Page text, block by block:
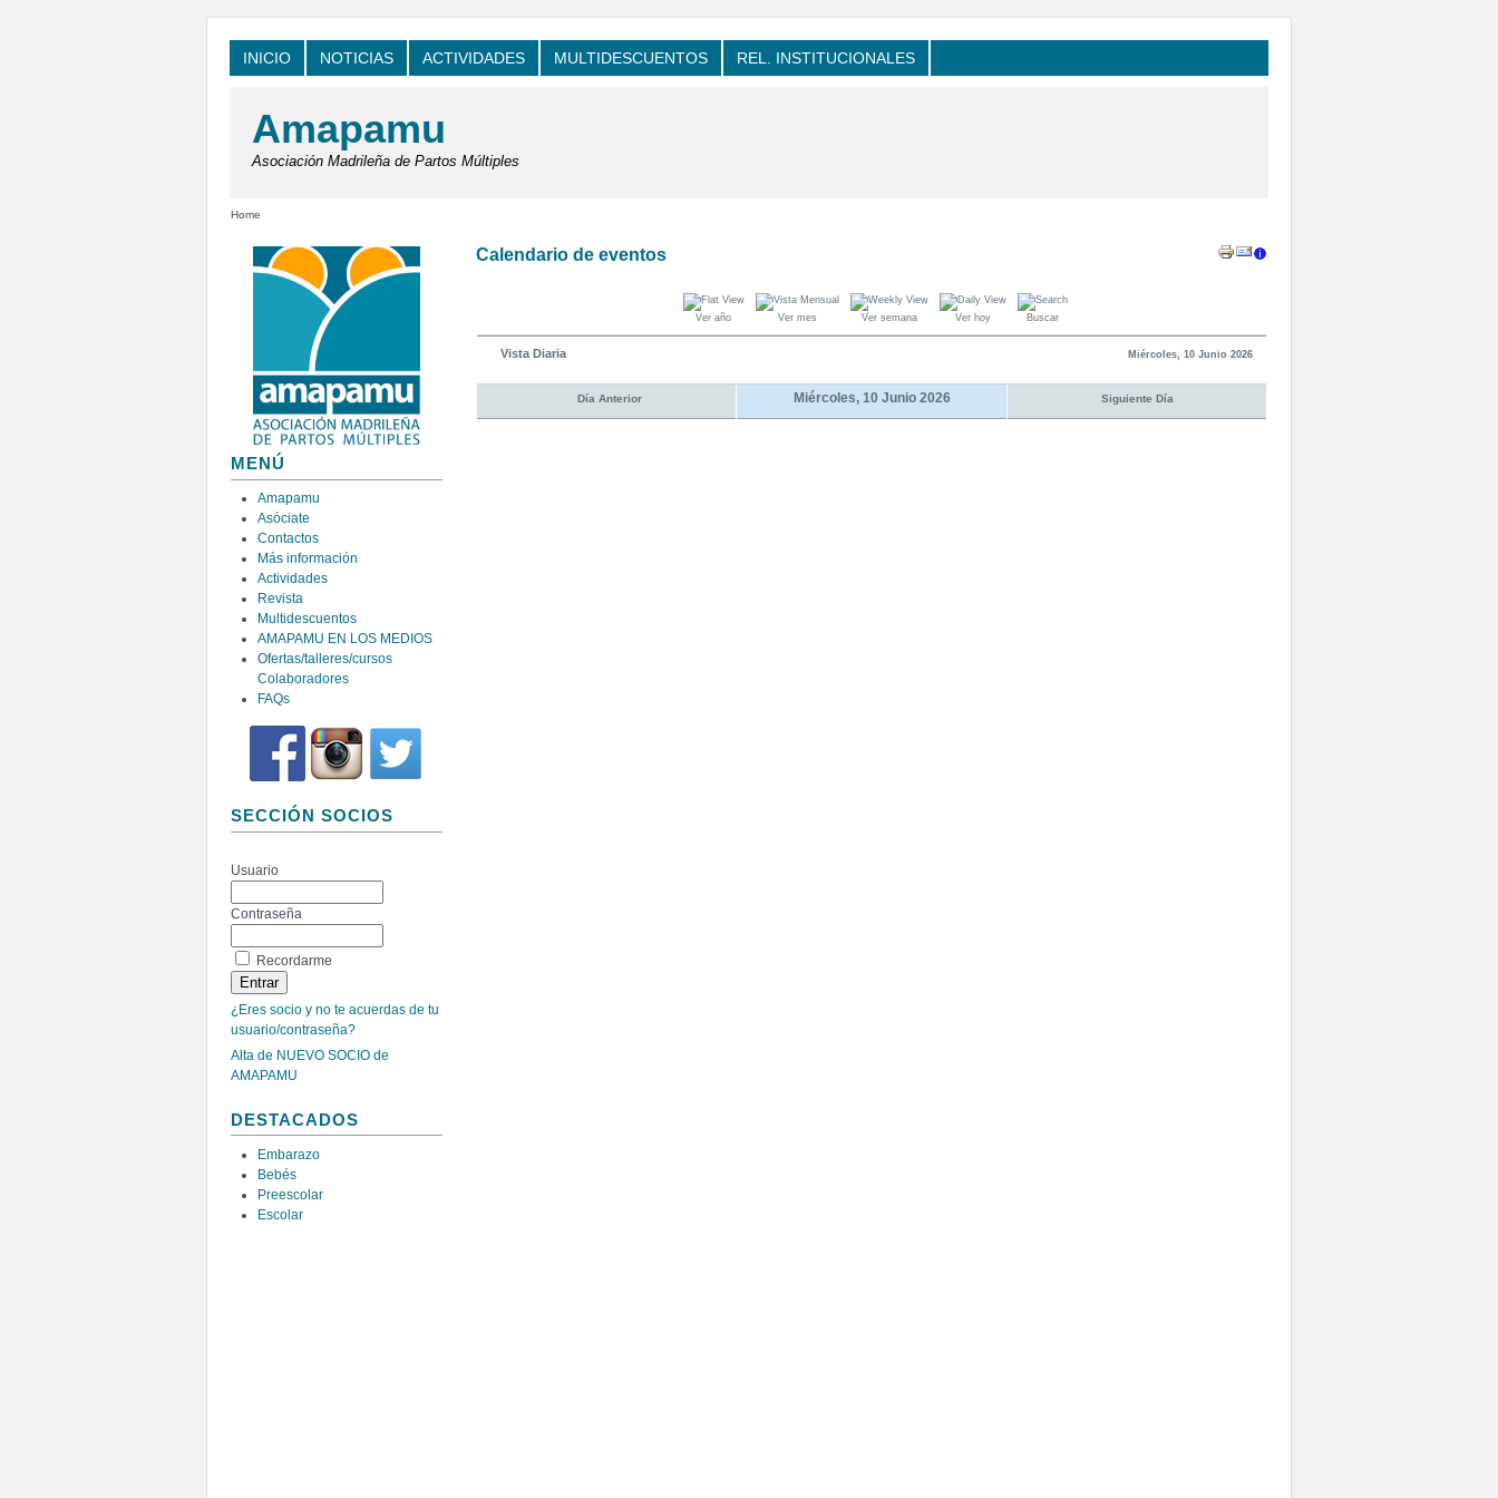
INICIO NOTICIAS ACTIVIDADES MULTIDESCUENTOS REL. INSTITUCIONALES
Amapamu
Asociación Madrileña de Partos Múltiples
Home
MENÚ
Amapamu
Asóciate
Contactos
Más información
Actividades
Revista
Multidescuentos
AMAPAMU EN LOS MEDIOS
Ofertas/talleres/cursos
Colaboradores
FAQs
SECCIÓN SOCIOS
Usuario
Contraseña
Recordarme
¿Eres socio y no te acuerdas de tu
usuario/contraseña?
Alta de NUEVO SOCIO de
AMAPAMU
DESTACADOS
Embarazo
Bebés
Preescolar
Escolar
Calendario de eventos
Ver año Ver mes Ver semana Ver hoy Buscar
Vista Diaria Miércoles, 10 Junio 2026
Día Anterior Miércoles, 10 Junio 2026 Siguiente Día